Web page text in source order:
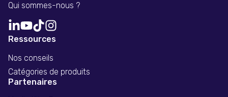
Qui sommes-nous ?
Ressources
Nos conseils
Catégories de produits
Partenaires